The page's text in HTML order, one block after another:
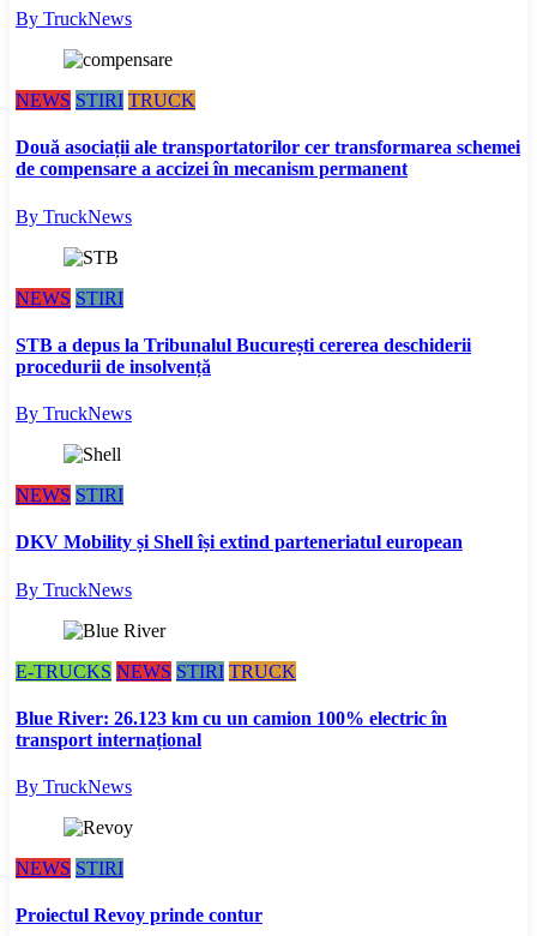
By TruckNews
NEWS STIRI TRUCK
Două asociații ale transportatorilor cer transformarea schemei
de compensare a accizei în mecanism permanent
By TruckNews
NEWS STIRI
STB a depus la Tribunalul București cererea deschiderii
procedurii de insolvență
By TruckNews
NEWS STIRI
DKV Mobility și Shell își extind parteneriatul european
By TruckNews
E-TRUCKS NEWS STIRI TRUCK
Blue River: 26.123 km cu un camion 100% electric în
transport internațional
By TruckNews
NEWS STIRI
Proiectul Revoy prinde contur